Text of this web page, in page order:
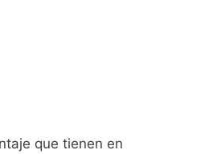
que tienen en